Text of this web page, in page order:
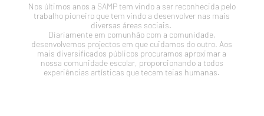
Nos últimos anos a SAMP tem vindo a ser reconhecida pelo
trabalho pioneiro que tem vindo a desenvolver nas mais
diversas áreas sociais.
Diariamente em comunhão com a comunidade,
desenvolvemos projectos em que cuidamos do outro. Aos
mais diversificados públicos procuramos aproximar a
nossa comunidade escolar, proporcionando a todos
experiências artísticas que tecem teias humanas.